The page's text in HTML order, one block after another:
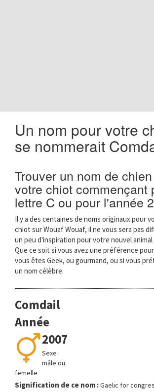
Un nom pour votre
se nommerait
Trouver un nom de
votre chiot commençant
lettre C ou pour l'année
Il y a des centaines de noms originaux pour
chiot sur Wouaf Wouaf, il ne vous sera pas
un peu d'inspiration pour votre nouvel animal
Que ce soit si vous avez une préférence
vous êtes Geek, ou gourmand, ou si vous
un nom célèbre.
Comdail
Année
2007
Sexe :
mâle ou
femelle
Signification de ce nom :Gaelic for